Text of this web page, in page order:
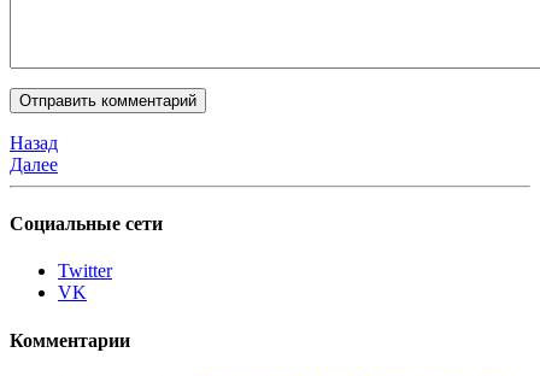
Назад
Далее
Социальные сети
Twitter
VK
Комментарии